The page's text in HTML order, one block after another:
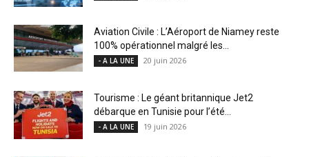
Aviation Civile : L’Aéroport de Niamey reste
100% opérationnel malgré les...
- A LA UNE 20 juin 2026
Tourisme : Le géant britannique Jet2
débarque en Tunisie pour l’été...
- A LA UNE 19 juin 2026